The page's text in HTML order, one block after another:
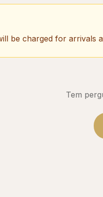
be charged for arrivals
Tem